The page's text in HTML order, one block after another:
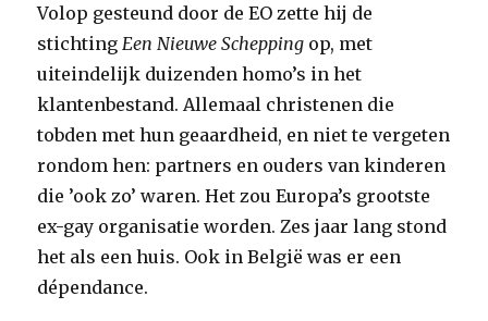
Volop gesteund door de EO zette hij de
stichtingEen Nieuwe Schepping op, met
uiteindelijk duizenden homo’s in het
klantenbestand. Allemaal christenen die
tobden met hun geaardheid, en niet te vergeten
rondom hen: partners en ouders van kinderen
die ’ook zo’ waren. Het zou Europa’s grootste
ex-gay organisatie worden. Zes jaar lang stond
het als een huis. Ook in België was er een
dépendance.